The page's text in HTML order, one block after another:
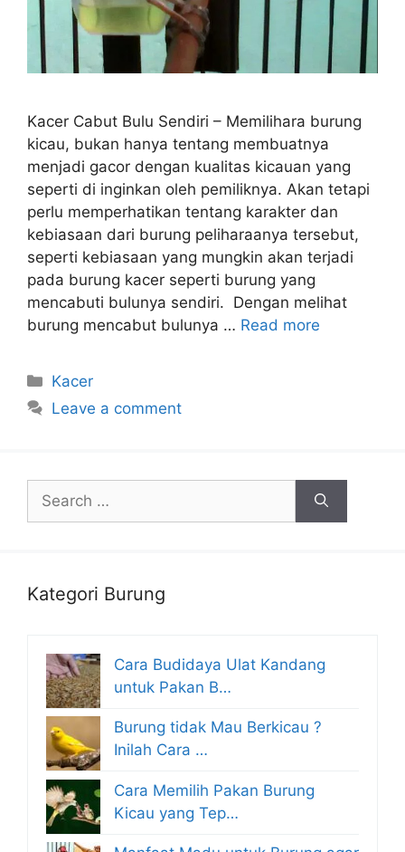
Kacer Cabut Bulu Sendiri – Memilihara burung
kicau, bukan hanya tentang membuatnya
menjadi gacor dengan kualitas kicauan yang
seperti di inginkan oleh pemiliknya. Akan tetapi
perlu memperhatikan tentang karakter dan
kebiasaan dari burung peliharaanya tersebut,
seperti kebiasaan yang mungkin akan terjadi
pada burung kacer seperti burung yang
mencabuti bulunya sendiri. Dengan melihat
burung mencabut bulunya … Read more
Categories
Kacer
Leave a comment
for:
Kategori Burung
Cara Budidaya Ulat Kandang
untuk Pakan B…
Burung tidak Mau Berkicau ?
Inilah Cara …
Cara Memilih Pakan Burung
Kicau yang Tep…